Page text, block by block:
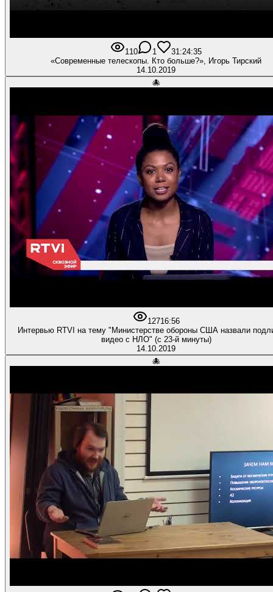
110 1 31:24:35
«Современные телескопы. Кто больше?», Игорь Тирский
14.10.2019
🐙
12716:56
Интервью RTVI на тему "Министерстве обороны США назвали
видео с НЛО" (с 23-й минуты)
14.10.2019
🐙